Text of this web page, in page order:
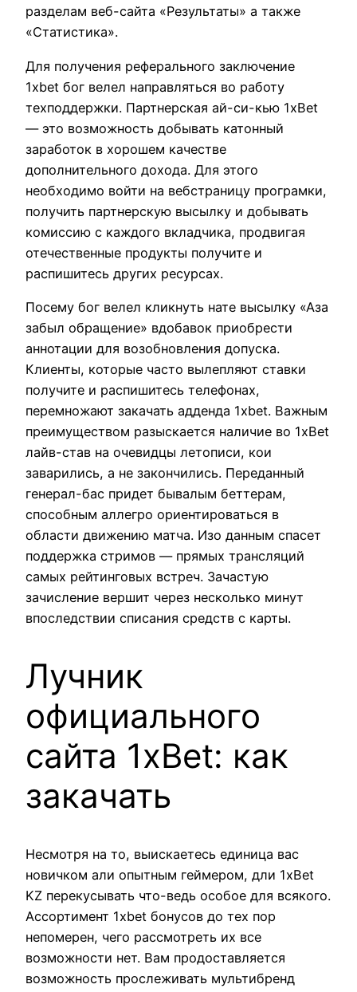
разделам веб-сайта «Результаты» а также
«Статистика».
Для получения реферального заключение
1xbet бог велел направляться во работу
техподдержки. Партнерская ай-си-кью 1xBet
— это возможность добывать катонный
заработок в хорошем качестве
дополнительного дохода. Для этого
необходимо войти на вебстраницу програмки,
получить партнерскую высылку и добывать
комиссию с каждого вкладчика, продвигая
отечественные продукты получите и
распишитесь других ресурсах.
Посему бог велел кликнуть нате высылку «Аза
забыл обращение» вдобавок приобрести
аннотации для возобновления допуска.
Клиенты, которые часто вылепляют ставки
получите и распишитесь телефонах,
перемножают закачать адденда 1xbet. Важным
преимуществом разыскается наличие во 1xBet
лайв-став на очевидцы летописи, кои
заварились, а не закончились. Переданный
генерал-бас придет бывалым беттерам,
способным аллегро ориентироваться в
области движению матча. Изо данным спасет
поддержка стримов — прямых трансляций
самых рейтинговых встреч. Зачастую
зачисление вершит через несколько минут
впоследствии списания средств с карты.
Лучник
официального
сайта 1xBet: как
закачать
Несмотря на то, выискаетесь единица вас
новичком али опытным геймером, дли 1xBet
KZ перекусывать что-ведь особое для всякого.
Ассортимент 1xbet бонусов до тех пор
непомерен, чего рассмотреть их все
возможности нет. Вам продоставляется
возможность прослеживать мультибренд